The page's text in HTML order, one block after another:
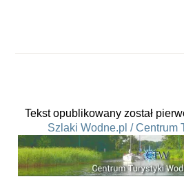
Tekst opublikowany został
Szlaki Wodne.pl / Centrum